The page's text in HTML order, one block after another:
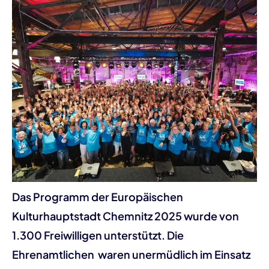
Das Programm der Europäischen
Kulturhauptstadt Chemnitz 2025 wurde von
1.300 Freiwilligen unterstützt. Die
Ehrenamtlichen waren unermüdlich im Einsatz